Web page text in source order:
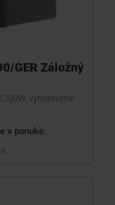
GER Záložný
vyhotovenie
v ponuke.